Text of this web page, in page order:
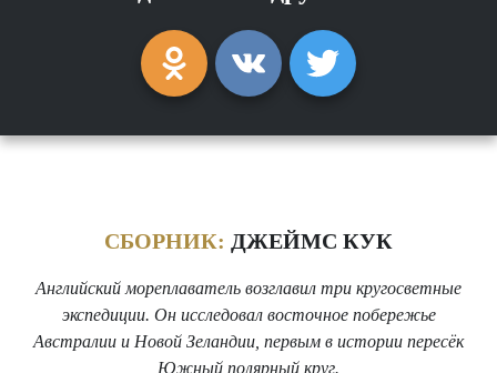
СБОРНИК: ДЖЕЙМС КУК
Английский мореплаватель возглавил три кругосветные
экспедиции. Он исследовал восточное побережье
Австралии и Новой Зеландии, первым в истории пересёк
Южный полярный круг.